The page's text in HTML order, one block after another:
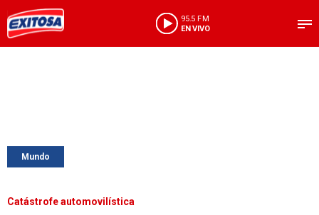
95.5 FM
EN VIVO
Mundo
Catástrofe automovilística